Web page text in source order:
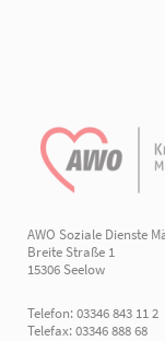
AWO Soziale Dienste
Breite Straße 1
15306 Seelow
Telefon: 03346 843 11 2
Telefax: 03346 888 68